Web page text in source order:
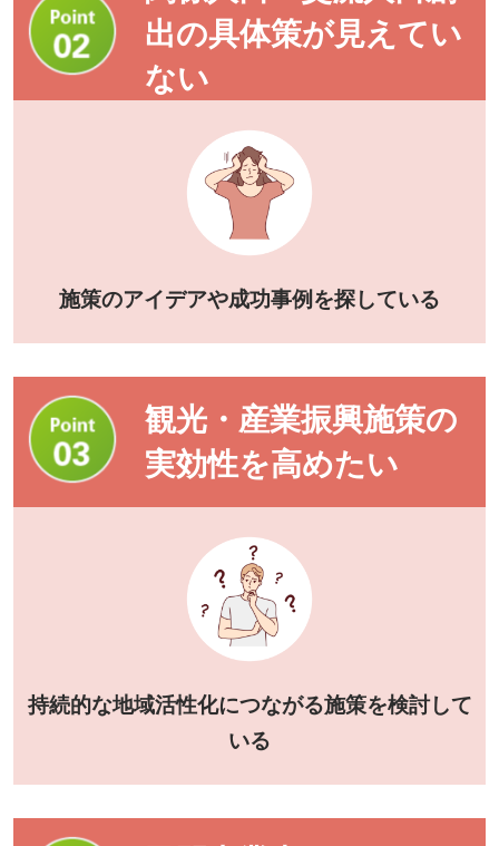
出の具体策が見えてい
ない
施策のアイデアや成功事例を探している
観光・産業振興施策の
実効性を高めたい
持続的な地域活性化につながる施策を検討して
いる